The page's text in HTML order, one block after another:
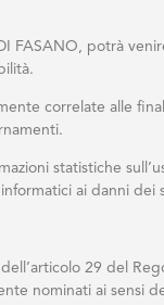
FASANO, potrà
correlate alle
statistiche
ai danni dei
29 del
nominati ai sensi